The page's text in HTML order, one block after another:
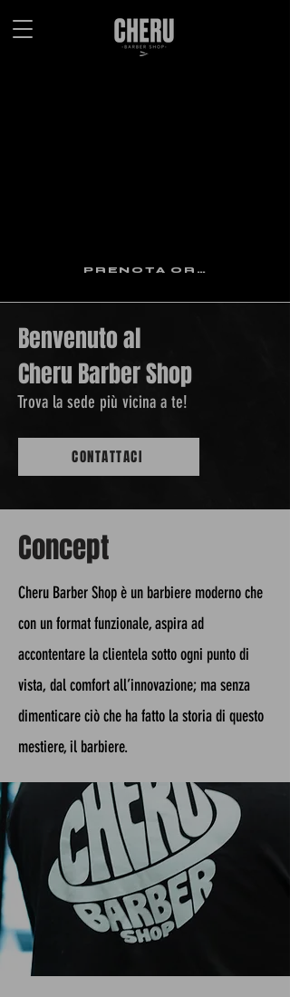
PRENOTA ORA
Benvenuto al
Cheru Barber Shop
Trova la sede più vicina a te!
CONTATTACI
Concept
Cheru Barber Shop è un barbiere modernoche
con un format funzionale, aspiraad
accontentare la clientela sotto ogni puntodi
vista, dal comfort all’innovazione; ma senza
dimenticare ciò che ha fatto la storiadi questo
mestiere, il barbiere.